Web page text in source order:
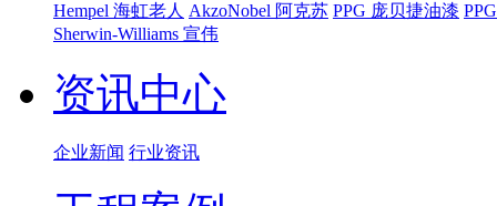
Hempel 海虹老人 AkzoNobel 阿克苏 PPG 庞贝捷油漆
Sherwin-Williams 宣伟
资讯中心
企业新闻 行业资讯